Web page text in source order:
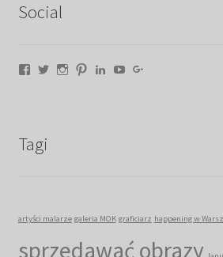
Social
Facebook
TwitterInstagram
PinterestLinkedIn
YouTube
Tagi
artyści malarze galeria MOK graficiarz happening w
sprzedawać obrazy